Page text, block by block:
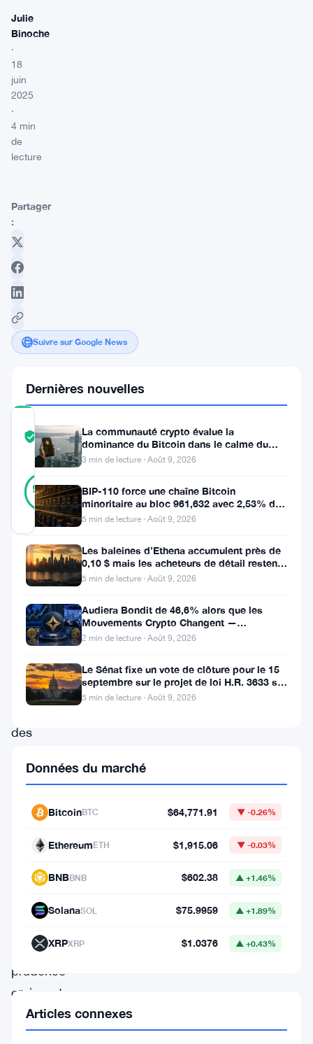
Julie
Binoche
·
18
juin
2025
·
4 min
de
lecture
Partager
:
Suivre sur Google News
TRUST
SCORE
Vérifié
90%
RÉEL
votes
Mis à jour 1 an il y a
Les
ETF
Bitcoin
ont
connu
une
baisse
notable
des
alors
Bitcoin
diminuait,
une
prudence
croissante
parmi
les
Dernières nouvelles
La communauté crypto évalue la
dominance du Bitcoin dans le calme du
week-end
3 min de lecture · Août 9, 2026
BIP-110 force une chaîne Bitcoin
minoritaire au bloc 961,632 avec 2,53% de
soutien des mineurs
5 min de lecture · Août 9, 2026
Les baleines d’Ethena accumulent près de
0,10 $ mais les acheteurs de détail restent
à l’écart
5 min de lecture · Août 9, 2026
Audiera Bondit de 46,6% alors que les
Mouvements Crypto Changent —
Mouvements Quotidiens 9 Août
2 min de lecture · Août 9, 2026
Le Sénat fixe un vote de clôture pour le 15
septembre sur le projet de loi H.R. 3633 sur
le marché des cryptos
5 min de lecture · Août 9, 2026
Données du marché
BitcoinBTC $64,771.91 ▼ -0.26%
EthereumETH $1,915.06 ▼ -0.03%
BNBBNB $602.38 ▲ +1.46%
SolanaSOL $75.9959 ▲ +1.89%
XRPXRP $1.0376 ▲ +0.43%
Articles connexes